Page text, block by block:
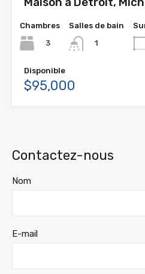
Chambres
3
Salles de bain
1
Disponible
$95,000
Contactez-nous
Nom
E-mail